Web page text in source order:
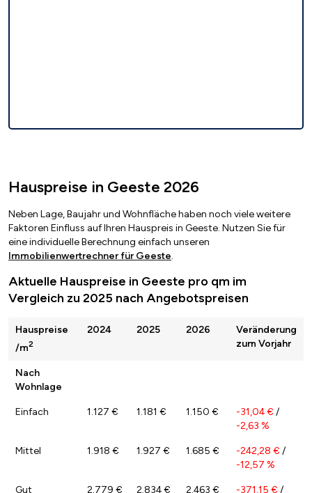
Hauspreise in Geeste 2026
Neben Lage, Baujahr und Wohnfläche haben noch viele weitere
Faktoren Einfluss auf Ihren Hauspreis in Geeste. Nutzen Sie für
eine individuelle Berechnung einfach unseren
Immobilienwertrechner für Geeste.
Aktuelle Hauspreise in Geeste pro qm im
Vergleich zu 2025 nach Angebotspreisen
Hauspreise
/m2
2024 2025 2026
Veränderung
zum Vorjahr
Nach
Wohnlage
Einfach 1.127 € 1.181 € 1.150 € -31,04 € /
-2,63 %
Mittel 1.918 € 1.927 € 1.685 € -242,28 € /
-12,57 %
Gut 2.779 € 2.834 € 2.463 € -371,15 € /